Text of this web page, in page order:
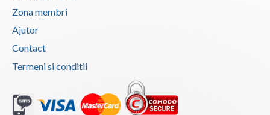
Examinari psihologice in vederea evaluarii star... (1)
Examinari psihologice in vederea obtinerii cert... (1)
Examinari psihologice in vederea obtinerii pens... (1)
Psihodiagnostic si evaluare clinica (1)
Zona membri
Ajutor
Contact
Termeni si conditii